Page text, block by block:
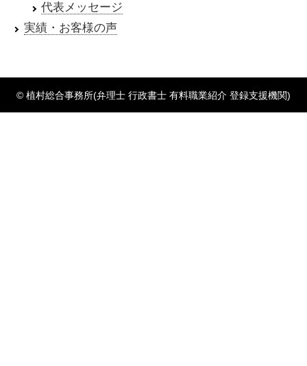
代表メッセージ
実績・お客様の声
© 植村総合事務所(弁理士 行政書士 有料職業紹介 登録支援機関)